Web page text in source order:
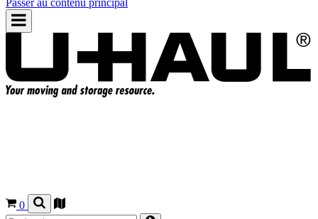
Passer au contenu principal
0